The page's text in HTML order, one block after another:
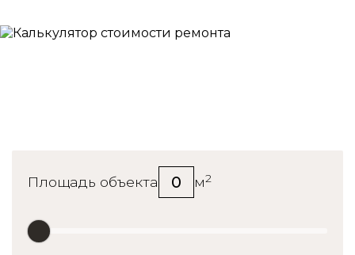
Площадь объекта 0 м2